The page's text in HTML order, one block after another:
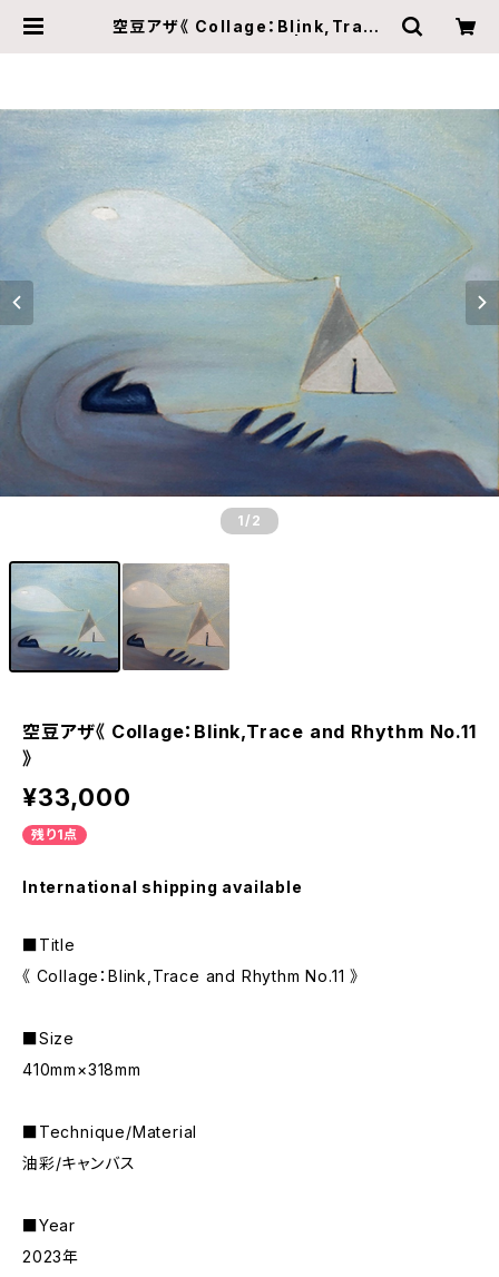
空豆アザ《 Collage：Blink,Trace
1 /2
空豆アザ《 Collage：Blink,Trace and Rhythm No.11
》
¥33,000
残り1点
International shipping available
■Title
《 Collage：Blink,Trace and Rhythm No.11 》
■Size
410mm×318mm
■Technique/Material
油彩/キャンバス
■Year
2023年